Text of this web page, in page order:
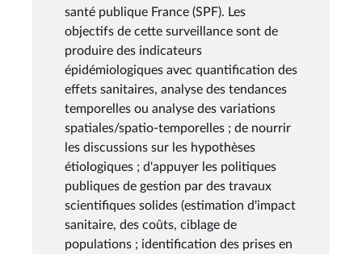
santé publique France (SPF). Les
objectifs de cette surveillance sont de
produire des indicateurs
épidémiologiques avec quantification des
effets sanitaires, analyse des tendances
temporelles ou analyse des variations
spatiales/spatio-temporelles ; de nourrir
les discussions sur les hypothèses
étiologiques ; d'appuyer les politiques
publiques de gestion par des travaux
scientifiques solides (estimation d'impact
sanitaire, des coûts, ciblage de
populations ; identification des prises en